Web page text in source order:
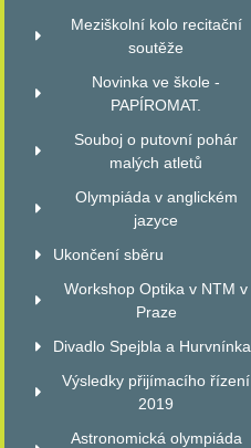
Meziškolní kolo recitační
soutěže
Novinka ve škole -
PAPÍROMAT.
Souboj o putovní pohár
malých atletů
Olympiáda v anglickém
jazyce
Ukončení sběru
Workshop Optika v NTM v
Praze
Divadlo Spejbla a Hurvnínka
Výsledky přijímacího řízení
2019
Astronomická olympiáda